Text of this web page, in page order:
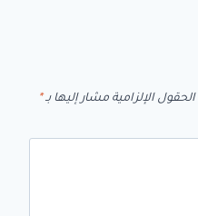
الحقول الإلزامية مشار إليها بـ*